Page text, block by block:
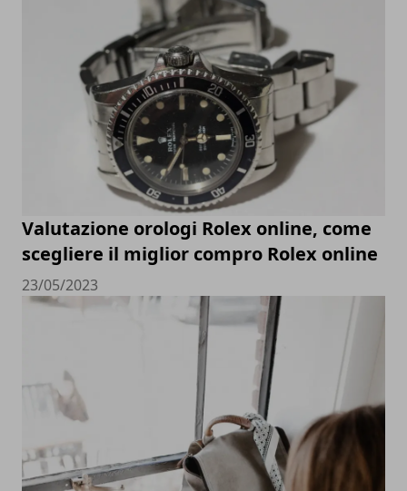
Valutazione orologi Rolex online, come
scegliere il miglior compro Rolex online
23/05/2023